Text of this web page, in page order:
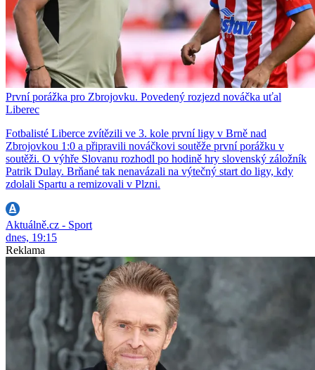
První porážka pro Zbrojovku. Povedený rozjezd nováčka uťal
Liberec
Fotbalisté Liberce zvítězili ve 3. kole první ligy v Brně nad
Zbrojovkou 1:0 a připravili nováčkovi soutěže první porážku v
soutěži. O výhře Slovanu rozhodl po hodině hry slovenský záložník
Patrik Dulay. Brňané tak nenavázali na výtečný start do ligy, kdy
zdolali Spartu a remizovali v Plzni.
Aktuálně.cz - Sport
dnes, 19:15
Reklama